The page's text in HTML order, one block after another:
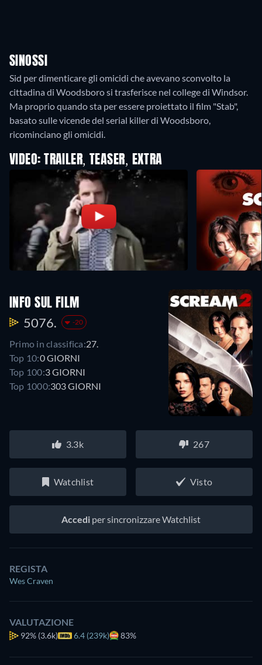
SINOSSI
Sid per dimenticare gli omicidi che avevano sconvolto la
cittadina di Woodsboro si trasferisce nel college di Windsor.
Ma proprio quando sta per essere proiettato il film "Stab",
basato sulle vicende del serial killer di Woodsboro,
ricominciano gli omicidi.
VIDEO: TRAILER, TEASER, EXTRA
INFO SUL FILM
5076. -20
Primo in classifica:27.
Top 10:0 GIORNI
Top 100:3 GIORNI
Top 1000:303 GIORNI
3.3k 267
Watchlist Visto
Accedi per sincronizzare Watchlist
REGISTA
Wes Craven
VALUTAZIONE
92% (3.6k) 6.4 (239k) 83%